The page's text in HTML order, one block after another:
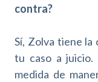
contra?
Sí, Zolva tiene la
tu caso a juicio.
medida de